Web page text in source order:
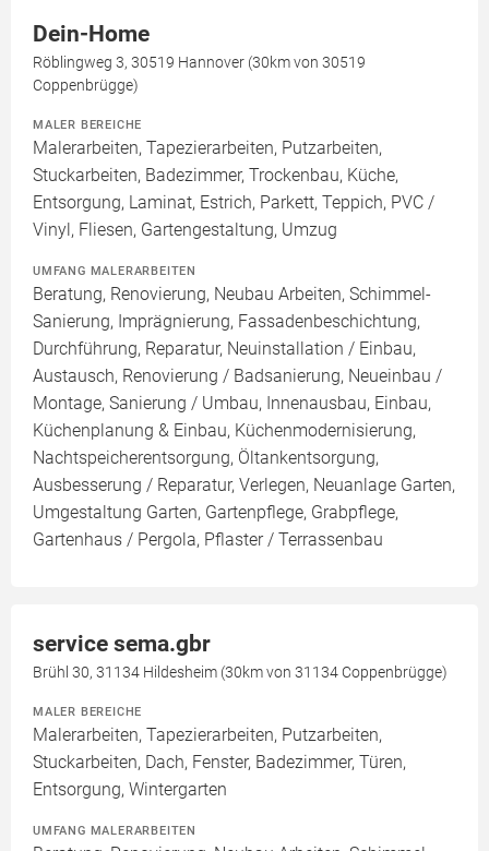
Dein-Home
Röblingweg 3, 30519 Hannover (30km von 30519
Coppenbrügge)
MALER BEREICHE
Malerarbeiten, Tapezierarbeiten, Putzarbeiten,
Stuckarbeiten, Badezimmer, Trockenbau, Küche,
Entsorgung, Laminat, Estrich, Parkett, Teppich, PVC /
Vinyl, Fliesen, Gartengestaltung, Umzug
UMFANG MALERARBEITEN
Beratung, Renovierung, Neubau Arbeiten, Schimmel-
Sanierung, Imprägnierung, Fassadenbeschichtung,
Durchführung, Reparatur, Neuinstallation / Einbau,
Austausch, Renovierung / Badsanierung, Neueinbau /
Montage, Sanierung / Umbau, Innenausbau, Einbau,
Küchenplanung & Einbau, Küchenmodernisierung,
Nachtspeicherentsorgung, Öltankentsorgung,
Ausbesserung / Reparatur, Verlegen, Neuanlage Garten,
Umgestaltung Garten, Gartenpflege, Grabpflege,
Gartenhaus / Pergola, Pflaster / Terrassenbau
service sema.gbr
Brühl 30, 31134 Hildesheim (30km von 31134 Coppenbrügge)
MALER BEREICHE
Malerarbeiten, Tapezierarbeiten, Putzarbeiten,
Stuckarbeiten, Dach, Fenster, Badezimmer, Türen,
Entsorgung, Wintergarten
UMFANG MALERARBEITEN